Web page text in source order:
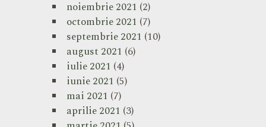
noiembrie 2021 (2)
octombrie 2021 (7)
septembrie 2021 (10)
august 2021 (6)
iulie 2021 (4)
iunie 2021 (5)
mai 2021 (7)
aprilie 2021 (3)